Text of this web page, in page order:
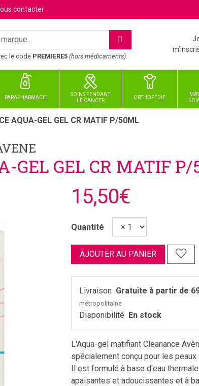
contacter
le code PREMIERE5 (hors médicaments)
PARAPHARMACIE
SOINS PENDANT
LE CANCER
ORTHOPÉDIE
AQUA-GEL GEL CR MATIF P/50ML
GEL GEL CR MATIF
15,50€
Quantité
AJOUTER AU PANIER
Livraison Gratuite à partir de
métropolitaine
Disponibilité En stock
L'Aqua-gel matifiant Cleanance
spécialement conçu pour les
Il est formulé à base d'eau
apaisantes et adoucissantes et à